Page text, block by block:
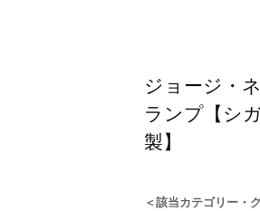
ジョージ・
ランプ【シ
製】
＜該当カテゴリー・